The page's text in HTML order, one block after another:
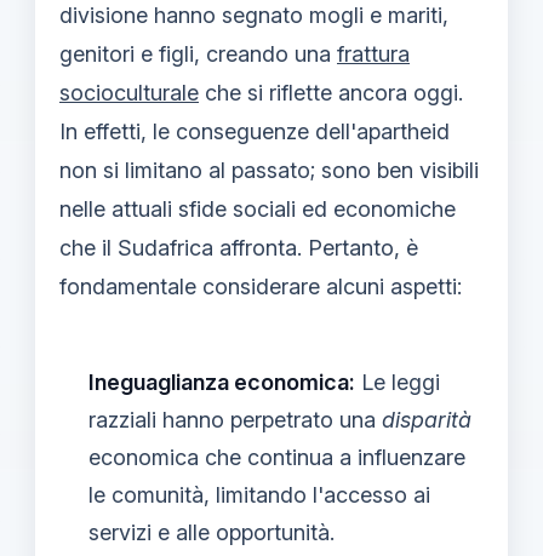
divisione hanno segnato mogli e mariti,
genitori e figli, creando una frattura
socioculturale che si riflette ancora oggi.
In effetti, le conseguenze dell'apartheid
non si limitano al passato; sono ben visibili
nelle attuali sfide sociali ed economiche
che il Sudafrica affronta. Pertanto, è
fondamentale considerare alcuni aspetti:
Ineguaglianza economica: Le leggi
razziali hanno perpetrato una disparità
economica che continua a influenzare
le comunità, limitando l'accesso ai
servizi e alle opportunità.